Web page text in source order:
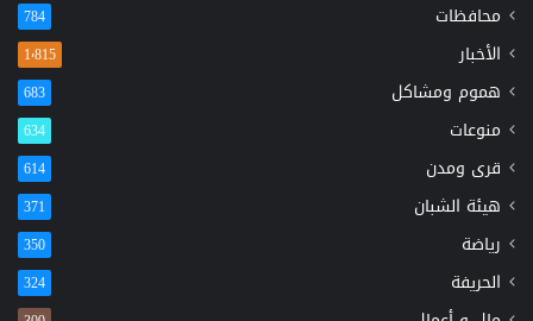
محافظات 784
الأخبار 1٬815
هموم ومشاكل 683
منوعات 634
قرى ومدن 614
هيئة الشبان 371
رياضة 350
الحريفة 324